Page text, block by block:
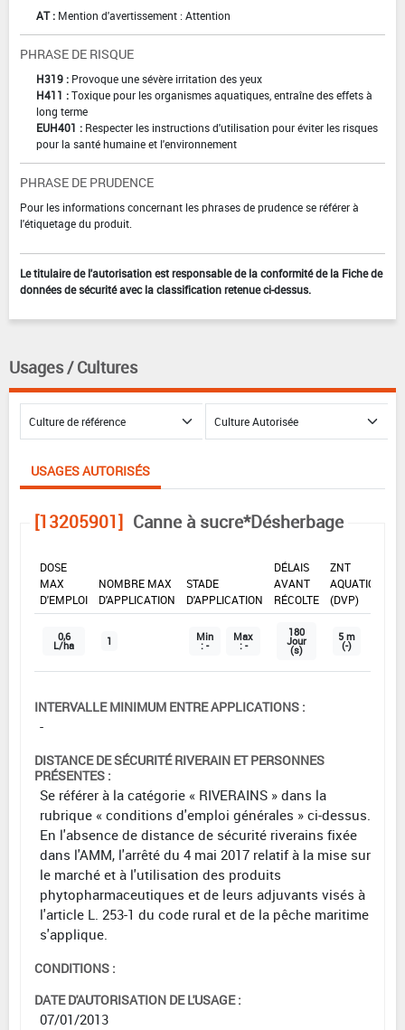
AT : Mention d'avertissement : Attention
PHRASE DE RISQUE
H319 : Provoque une sévère irritation des yeux
H411 :Toxique pour les organismes aquatiques, entraîne des effets à
long terme
EUH401 : Respecter les instructions d'utilisation pour éviter les risques
pour la santé humaine et l'environnement
PHRASE DE PRUDENCE
Pour les informations concernant les phrases de prudence se référer à
l'étiquetage du produit.
Le titulaire de l'autorisation est responsable de la conformité de la Fiche de
données de sécurité avec la classification retenue ci-dessus.
Usages / Cultures
USAGES AUTORISÉS
[13205901] Canne à sucre*Désherbage
DOSE
MAX
D'EMPLOI
NOMBRE MAX
D'APPLICATION
STADE
D'APPLICATION
DÉLAIS
AVANT
RÉCOLTE
ZNT
AQUATIQUE
(DVP)
0,6
L/ha 1 Min
: -
Max
: -
180
Jour
(s)
5 m
(-)
INTERVALLE MINIMUM ENTRE APPLICATIONS :
-
DISTANCE DE SÉCURITÉ RIVERAIN ET PERSONNES
PRÉSENTES :
Se référer à la catégorie « RIVERAINS » dans la
rubrique « conditions d'emploi générales » ci-dessus.
En l'absence de distance de sécurité riverains fixée
dans l'AMM, l'arrêté du 4 mai 2017 relatif à la mise sur
le marché et à l'utilisation des produits
phytopharmaceutiques et de leurs adjuvants visés à
l'article L. 253-1 du code rural et de la pêche maritime
s'applique.
CONDITIONS :
DATE D'AUTORISATION DE L'USAGE :
07/01/2013